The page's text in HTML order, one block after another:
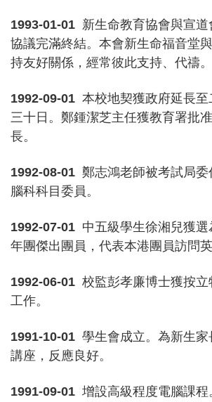
1993-01-01 新生命教育協會與宣
協議完滿終結。本會新生命福音堂
持友好關係，經常彼此支持、代禱。
1992-09-01 本校地契獲政府延長至
三十日。鄭鍾潔芝主任獲教育署批
長。
1992-08-01 鄭志鴻老師被考試局
腦科科目委員。
1992-07-01 中五級學生徐湘兒獲
年團傑出團員，代表本港團員訪問英
1992-06-01 校監彭孝廉博士獲按
工作。
1991-10-01 學生會成立。為新生
講座，反應良好。
1991-09-01 增設高級程度電腦課程